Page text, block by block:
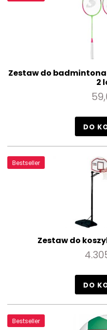
Zestaw do badmintona
2
DO
Bestseller
Zestaw do
DO
Bestseller